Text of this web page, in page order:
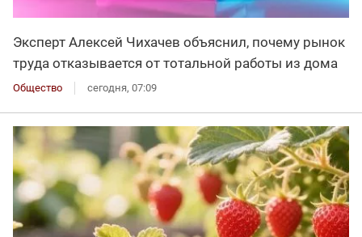
Эксперт Алексей Чихачев объяснил, почему рынок
труда отказывается от тотальной работы из дома
Общество сегодня, 07:09